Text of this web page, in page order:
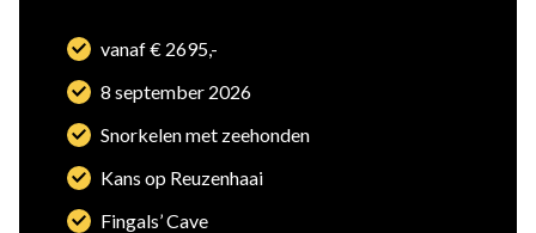
vanaf € 2695,-
8 september 2026
Snorkelen met zeehonden
Kans op Reuzenhaai
Fingals’ Cave